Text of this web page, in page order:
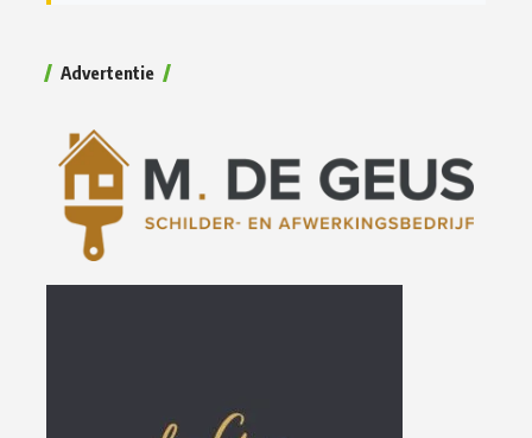
Advertentie